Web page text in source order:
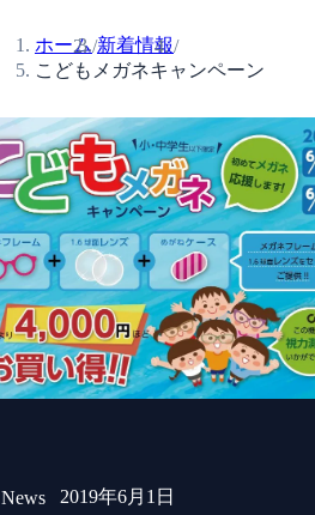
ホーム/新着情報/
こどもメガネキャンペーン
News 2019年6月1日